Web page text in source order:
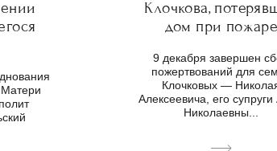
Клочкова,
дом при
9 декабря завершен
пожертвований для
Клочковых —
Алексеевича, его
Николаевны...